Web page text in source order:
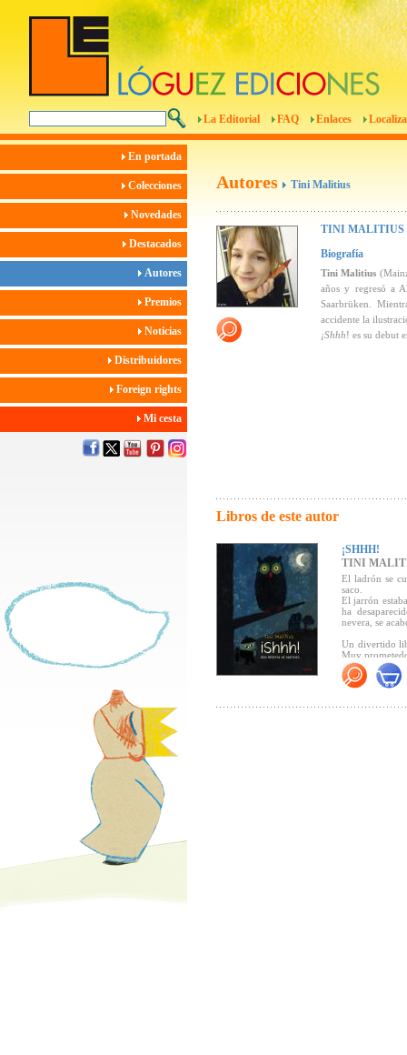
La Editorial FAQ Enlaces
En portada
Colecciones
Novedades
Destacados
Autores
Premios
Noticias
Distribuidores
Foreign rights
Mi cesta
Autores Tini Malitius
TINI MALITIUS
Biografía
Tini Malitius
años y regresó a
Saarbrüken.
accidente la
¡Shhh! es su debut
Libros de este autor
¡SHHH!
TINI
El ladrón se
saco.
El jarrón
ha
nevera, se
Un divertido
Muy
"...una
(...) Un